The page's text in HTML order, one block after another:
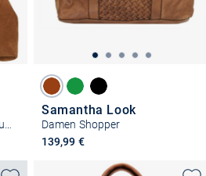
Samantha Look
Damen Shopper
139,99 €